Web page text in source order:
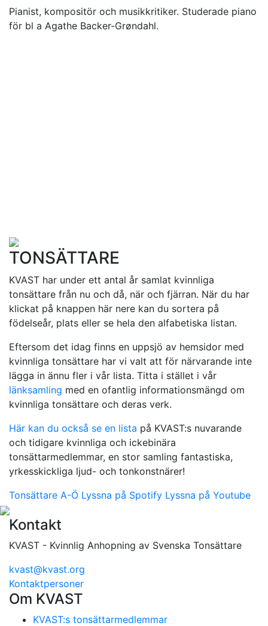
Pianist, kompositör och musikkritiker. Studerade piano
för bl a Agathe Backer-Grøndahl.
TONSÄTTARE
KVAST har under ett antal år samlat kvinnliga
tonsättare från nu och då, när och fjärran. När du har
klickat på knappen här nere kan du sortera på
födelseår, plats eller se hela den alfabetiska listan.
Eftersom det idag finns en uppsjö av hemsidor med
kvinnliga tonsättare har vi valt att för närvarande inte
lägga in ännu fler i vår lista. Titta i stället i vår
länksamling med en ofantlig informationsmängd om
kvinnliga tonsättare och deras verk.
Här kan du också se en lista på KVAST:s nuvarande
och tidigare kvinnliga och ickebinära
tonsättarmedlemmar, en stor samling fantastiska,
yrkesskickliga ljud- och tonkonstnärer!
Tonsättare A-Ö Lyssna på Spotify Lyssna på Youtube
Kontakt
KVAST - Kvinnlig Anhopning av Svenska Tonsättare
kvast@kvast.org
Kontaktpersoner
Om KVAST
KVAST:s tonsättarmedlemmar